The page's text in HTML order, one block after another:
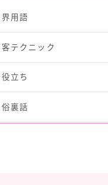
界用語
テクニック
立ち
俗裏話